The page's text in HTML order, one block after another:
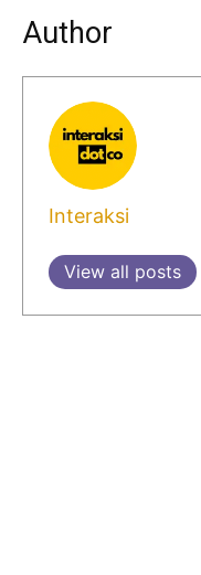
Author
Interaksi
View all posts